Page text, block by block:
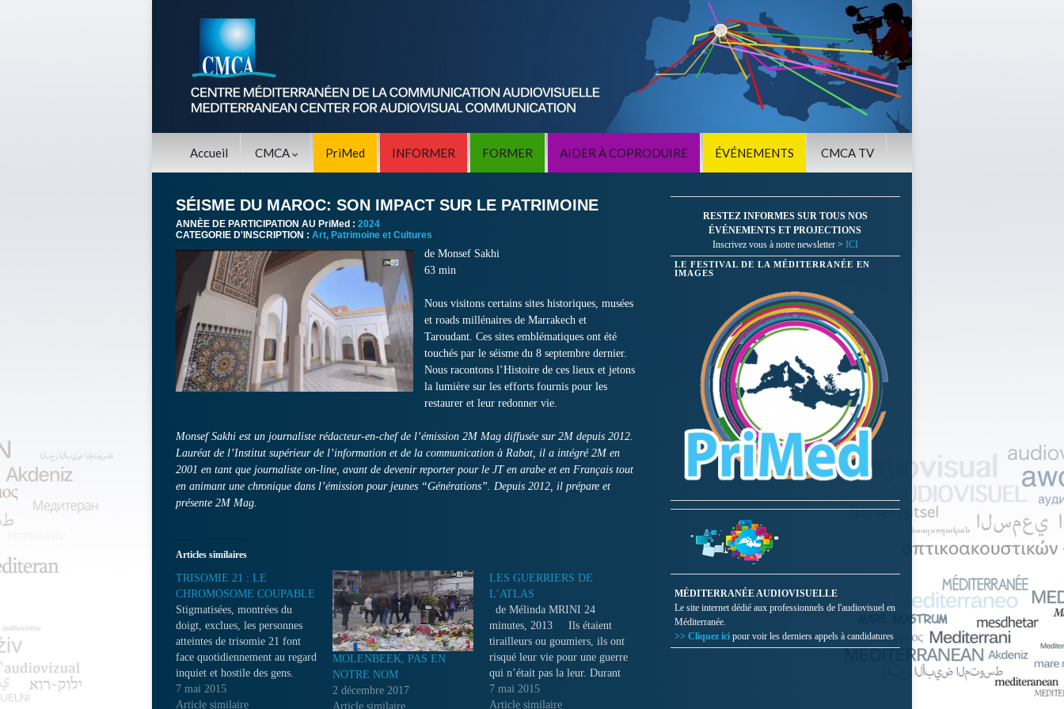
Accueil CMCA PriMed INFORMER FORMER AIDER À COPRODUIRE ÉVÉNEMENTS CMCA TV
SÉISME DU MAROC: SON IMPACT SUR LE PATRIMOINE
ANNÈE DE PARTICIPATION AU PriMed : 2024
CATEGORIE D'INSCRIPTION : Art, Patrimoine et Cultures
de Monsef Sakhi
63 min
Nous visitons certains sites historiques, musées
et roads millénaires de Marrakech et
Taroudant. Ces sites emblématiques ont été
touchés par le séisme du 8 septembre dernier.
Nous racontons l’Histoire de ces lieux et jetons
la lumière sur les efforts fournis pour les
restaurer et leur redonner vie.
Monsef Sakhi est un journaliste rédacteur-en-chef de l’émission 2M Mag diffusée sur 2M depuis 2012.
Lauréat de l’Institut supérieur de l’information et de la communication à Rabat, il a intégré 2M en
2001 en tant que journaliste on-line, avant de devenir reporter pour le JT en arabe et en Français tout
en animant une chronique dans l’émission pour jeunes “Générations”. Depuis 2012, il prépare et
présente 2M Mag.
Articles similaires
TRISOMIE 21 : LE
CHROMOSOME COUPABLE
Stigmatisées, montrées du
doigt, exclues, les personnes
atteintes de trisomie 21 font
face quotidiennement au regard
inquiet et hostile des gens.
Considérés comme d’éternels
enfants ils demeurent
7 mai 2015
Article similaire
MOLENBEEK, PAS EN
NOTRE NOM
2 décembre 2017
Article similaire
LES GUERRIERS DE
L’ATLAS
de Mélinda MRINI 24
minutes, 2013 Ils étaient
tirailleurs ou goumiers, ils ont
risqué leur vie pour une guerre
qui n’était pas la leur. Durant
la Seconde Guerre mondiale,
leur courage et leur
7 mai 2015
Article similaire
RESTEZ INFORMES SUR TOUS NOS
ÉVÉNEMENTS ET PROJECTIONS
Inscrivez vous à notre newsletter > ICI
LE FESTIVAL DE LA MÉDITERRANÉE EN
IMAGES
MÉDITERRANÉE AUDIOVISUELLE
Le site internet dédié aux professionnels de l'audiovisuel en
Méditerranée.
>> Cliquez ici pour voir les derniers appels à candidatures